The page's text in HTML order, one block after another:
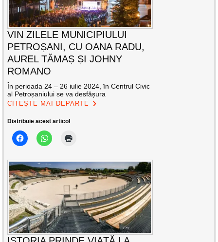
VIN ZILELE MUNICIPIULUI
PETROȘANI, CU OANA RADU,
AUREL TĂMAȘ ȘI JOHNY
ROMANO
În perioada 24 – 26 iulie 2024, în Centrul Civic
al Petroșaniului se va desfășura
CITEȘTE MAI DEPARTE
Distribuie acest articol